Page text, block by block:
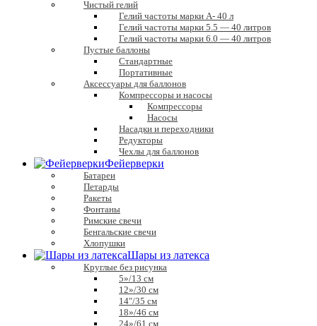
Чистый гелий
Гелий частоты марки А- 40 л
Гелий частоты марки 5.5 — 40 литров
Гелий частоты марки 6.0 — 40 литров
Пустые баллоны
Стандартные
Портативные
Аксессуары для баллонов
Компрессоры и насосы
Компрессоры
Насосы
Насадки и переходники
Редукторы
Чехлы для баллонов
Фейерверки
Батареи
Петарды
Ракеты
Фонтаны
Римские свечи
Бенгальские свечи
Хлопушки
Шары из латекса
Круглые без рисунка
5»/13 см
12»/30 см
14″/35 см
18»/46 см
24»/61 см